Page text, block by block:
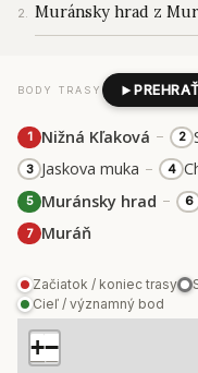
BODY TRASY
1 Nižná Kľaková – 2
3 Jaskova muka – 4
5 Muránsky hrad – 6
7 Muráň
Začiatok / koniec trasy
Cieľ / významný bod
+−
Muránsky hrad z